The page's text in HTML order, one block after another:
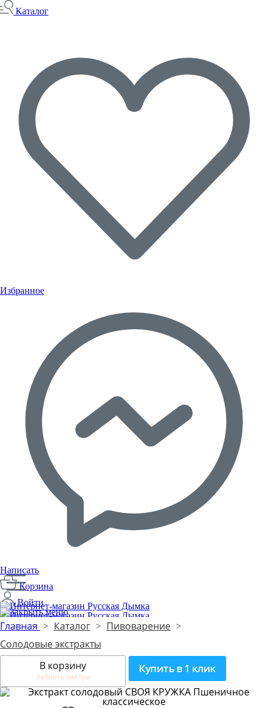
Каталог
Избранное
Написать
Корзина
Войти
Производим с 2014 года
2
Главная > Каталог > Пивоварение >
Солодовые экстракты
В корзину
Забрать завтра
Купить в 1 клик